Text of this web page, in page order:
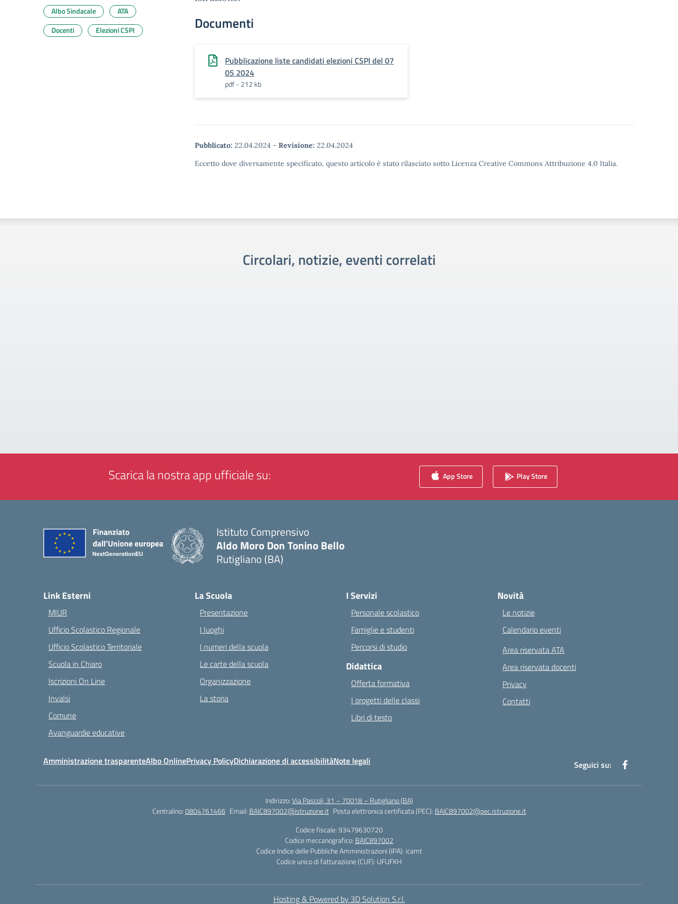
Documenti
Pubblicazione liste candidati elezioni CSPI del 07
05 2024
pdf - 212 kb
Pubblicato: 22.04.2024 - Revisione: 22.04.2024
Eccetto dove diversamente specificato, questo articolo è stato rilasciato sotto Licenza Creative Commons Attribuzione 4.0 Italia.
Albo Sindacale
ATA
Docenti
Elezioni CSPI
Circolari, notizie, eventi correlati
Scarica la nostra app ufficiale su: App Store Play Store
Istituto Comprensivo
Aldo Moro Don Tonino Bello
Rutigliano (BA)
Link Esterni
MIUR
Ufficio Scolastico Regionale
Ufficio Scolastico Territoriale
Scuola in Chiaro
Iscrizioni On Line
Invalsi
Comune
Avanguardie educative
La Scuola
Presentazione
I luoghi
I numeri della scuola
Le carte della scuola
Organizzazione
La storia
I Servizi
Personale scolastico
Famiglie e studenti
Percorsi di studio
Didattica
Offerta formativa
I progetti delle classi
Libri di testo
Novità
Le notizie
Calendario eventi
Area riservata ATA
Area riservata docenti
Privacy
Contatti
Amministrazione trasparenteAlbo OnlinePrivacy PolicyDichiarazione di accessibilitàNote legali Seguici su:
Indirizzo:Via Pascoli, 31 – 70018 – Rutigliano (BA)
Centralino:0804761466 Email: BAIC897002@istruzione.it Posta elettronica certificata (PEC): BAIC897002@pec.istruzione.it
Codice fiscale: 93479630720
Codice meccanografico: BAIC897002
Codice Indice delle Pubbliche Amministrazioni (IPA): icamt
Codice unico di fatturazione (CUF): UFUFKH
Hosting & Powered by 3D Solution S.r.l.